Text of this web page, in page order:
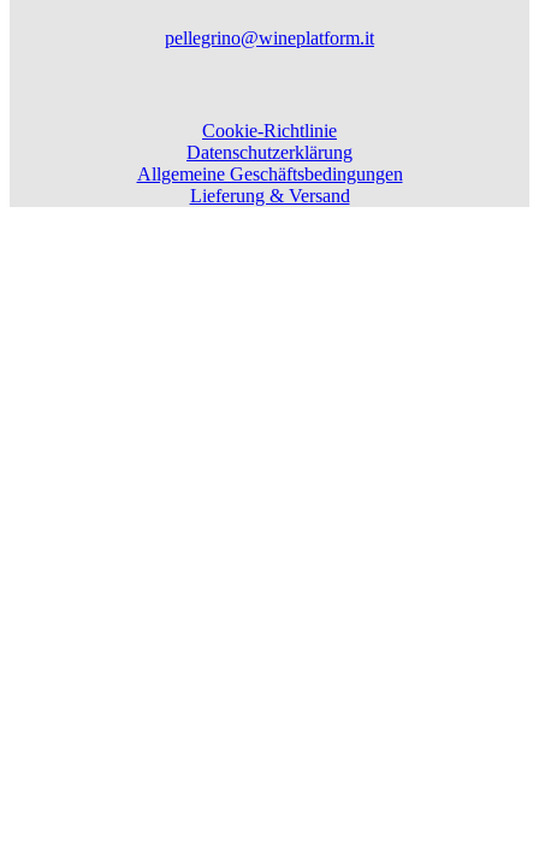
pellegrino@wineplatform.it
Cookie-Richtlinie
Datenschutzerklärung
Allgemeine Geschäftsbedingungen
Lieferung & Versand